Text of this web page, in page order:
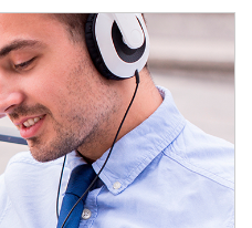
este panorama, la banca
de resultados y la
signos de moderación.